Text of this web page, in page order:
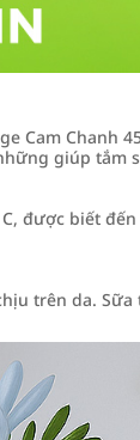
Cam Chanh
giúp tắm
được biết
trên da. Sữa